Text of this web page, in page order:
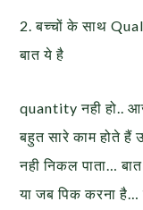
2. बच्चों के साथ
बात ये है
quantity नही हो..
बहुत सारे काम होते
नही निकल पाता…
या जब पिक करना